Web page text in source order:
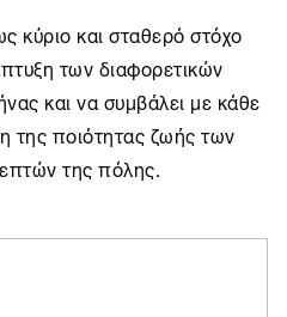
κύριο και σταθερό στόχο
των διαφορετικών
και να συμβάλει με κάθε
της ποιότητας ζωής των
της πόλης.